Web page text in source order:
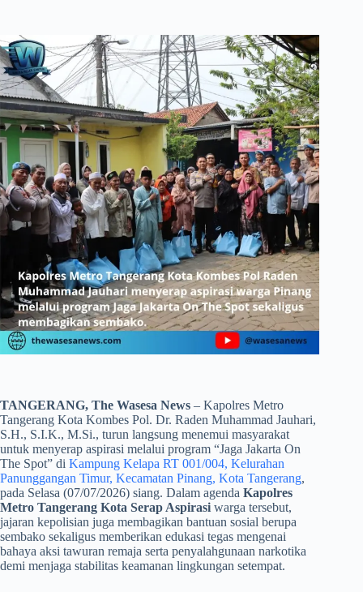
TANGERANG, The Wasesa News – Kapolres Metro
Tangerang Kota Kombes Pol. Dr. Raden Muhammad Jauhari,
S.H., S.I.K., M.Si., turun langsung menemui masyarakat
untuk menyerap aspirasi melalui program “Jaga Jakarta On
The Spot” di Kampung Kelapa RT 001/004, Kelurahan
Panunggangan Timur, Kecamatan Pinang, Kota Tangerang,
pada Selasa (07/07/2026) siang. Dalam agenda Kapolres
Metro Tangerang Kota Serap Aspirasi warga tersebut,
jajaran kepolisian juga membagikan bantuan sosial berupa
sembako sekaligus memberikan edukasi tegas mengenai
bahaya aksi tawuran remaja serta penyalahgunaan narkotika
demi menjaga stabilitas keamanan lingkungan setempat.